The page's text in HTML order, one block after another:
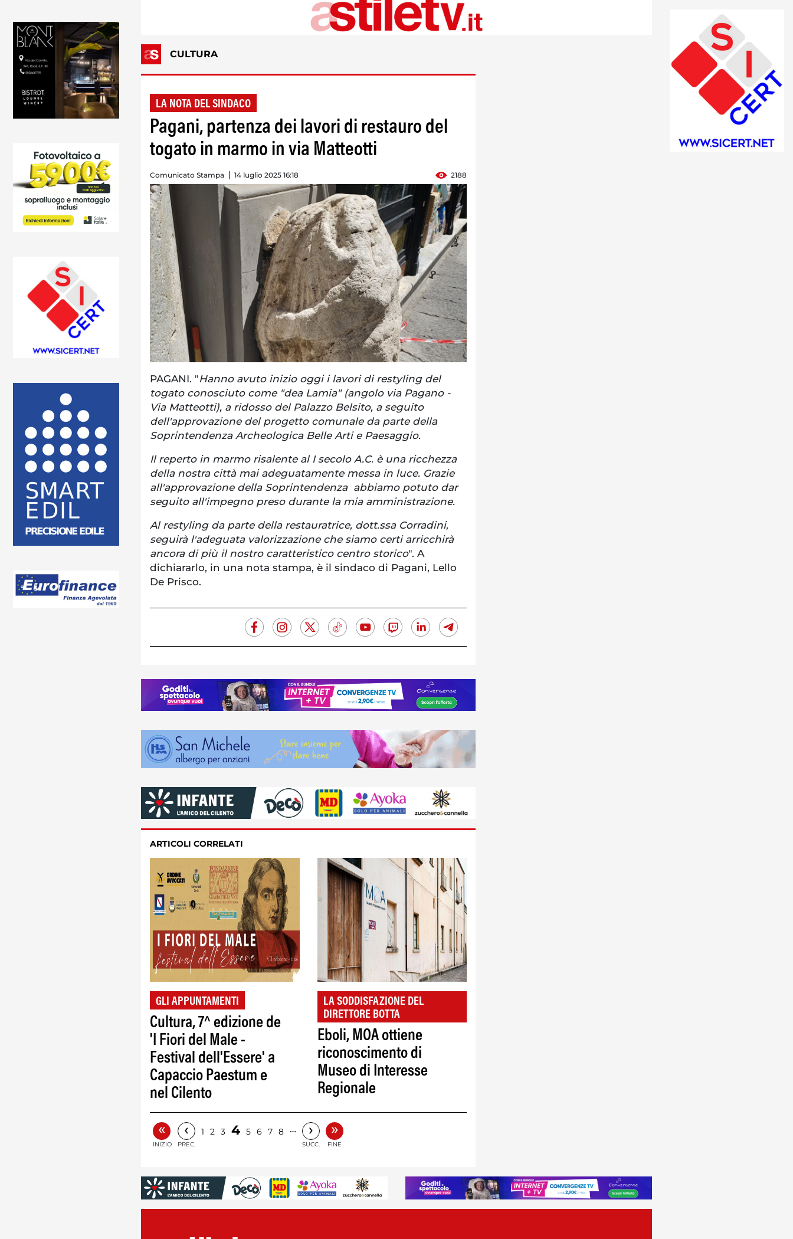
CULTURA
LA NOTA DEL SINDACO
Pagani, partenza dei lavori di restauro del
togato in marmo in via Matteotti
Comunicato Stampa 14 luglio 2025 16:18 2188
PAGANI. "Hanno avuto inizio oggi i lavori di restyling del
togato conosciuto come "dea Lamia" (angolo via Pagano -
Via Matteotti), a ridosso del Palazzo Belsito, a seguito
dell'approvazione del progetto comunale da parte della
Soprintendenza Archeologica Belle Arti e Paesaggio.
Il reperto in marmo risalente al I secolo A.C. è una ricchezza
della nostra città mai adeguatamente messa in luce. Grazie
all'approvazione della Soprintendenza abbiamo potuto dar
seguito all'impegno preso durante la mia amministrazione.
Al restyling da parte della restauratrice, dott.ssa Corradini,
seguirà l'adeguata valorizzazione che siamo certi arricchirà
ancora di più il nostro caratteristico centro storico". A
dichiararlo, in una nota stampa, è il sindaco di Pagani, Lello
De Prisco.
ARTICOLI CORRELATI
GLI APPUNTAMENTI
Cultura, 7^ edizione de
'I Fiori del Male -
Festival dell'Essere' a
Capaccio Paestum e
nel Cilento
LA SODDISFAZIONE DEL
DIRETTORE BOTTA
Eboli, MOA ottiene
riconoscimento di
Museo di Interesse
Regionale
«
INIZIO
‹
PREC.
1 2 3 4 5 6 7 8 … ›
SUCC.
»
FINE